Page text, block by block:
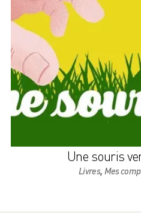
Une souris
Livres, Mes